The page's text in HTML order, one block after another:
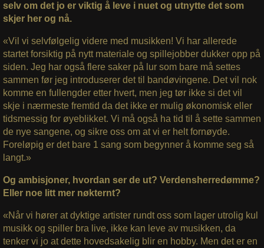
selv om det jo er viktig å leve i nuet og utnytte det som
skjer her og nå.
«Vil vi selvfølgelig videre med musikken! Vi har allerede
startet forsiktig på nytt materiale og spillejobber dukker opp på
siden. Jeg har også flere saker på lur som bare må settes
sammen før jeg introduserer det til bandøvingene. Det vil nok
komme en fullengder etter hvert, men jeg tør ikke si det vil
skje i nærmeste fremtid da det ikke er mulig økonomisk eller
tidsmessig for øyeblikket. Vi må også ha tid til å sette sammen
de nye sangene, og sikre oss om at vi er helt fornøyde.
Foreløpig er det bare 1 sang som begynner å komme seg så
langt.»
Og ambisjoner, hvordan ser de ut? Verdensherredømme?
Eller noe litt mer nøkternt?
«Når vi hører at dyktige artister rundt oss som lager utrolig kul
musikk og spiller bra live, ikke kan leve av musikken, da
tenker vi jo at dette hovedsakelig blir en hobby. Men det er en